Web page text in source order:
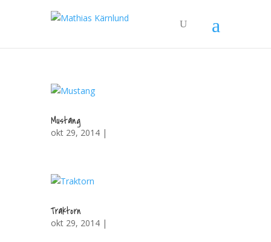
Mustang
okt 29, 2014 |
Traktorn
okt 29, 2014 |